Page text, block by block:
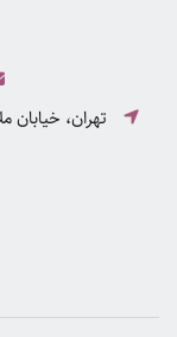
تهران، خیابان